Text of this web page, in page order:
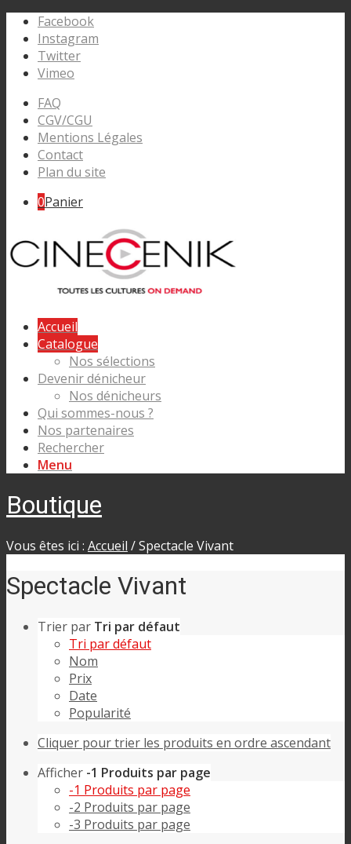
Facebook
Instagram
Twitter
Vimeo
FAQ
CGV/CGU
Mentions Légales
Contact
Plan du site
0Panier
Accueil
Catalogue
Nos sélections
Devenir dénicheur
Nos dénicheurs
Qui sommes-nous ?
Nos partenaires
Rechercher
Menu
Boutique
Vous êtes ici : Accueil /Spectacle Vivant
Spectacle Vivant
Trier par Tri par défaut
Tri par défaut
Nom
Prix
Date
Popularité
Cliquer pour trier les produits en ordre ascendant
Afficher -1 Produits par page
-1 Produits par page
-2 Produits par page
-3 Produits par page